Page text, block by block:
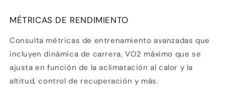
MÉTRICAS DE RENDIMIENTO
Consulta métricas de entrenamiento avanzadas que
incluyen dinámica de carrera, VO2 máximo que se
ajusta en función de la aclimatación al calor y la
altitud, control de recuperación y más.
pagar con Meses sin Tarjeta.
2 En tu cuenta de Mercado Pago,
elige
la cantidad de mesesy confirma.
3 Paga mes a mescon saldo disponible,
débito u otros medios.